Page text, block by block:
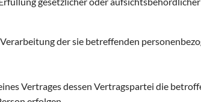
der sie betreffenden
Vertrages dessen Vertragspartei die